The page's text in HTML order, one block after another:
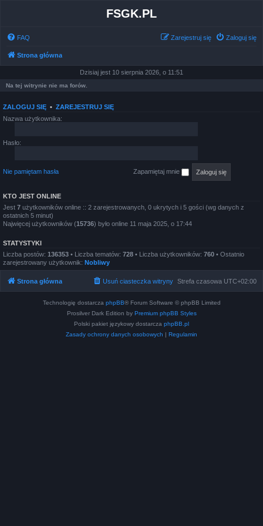
FSGK.PL
FAQ Zaloguj się
Zarejestruj się
Strona główna
Dzisiaj jest 10 sierpnia 2026, o 11:51
Na tej witrynie nie ma forów.
ZALOGUJ SIĘ • ZAREJESTRUJ SIĘ
Nazwa użytkownika:
Hasło:
Nie pamiętam hasła Zapamiętaj mnie
KTO JEST ONLINE
Jest 7 użytkowników online :: 2 zarejestrowanych, 0 ukrytych i 5 gości (wg danych z
ostatnich 5 minut)
Najwięcej użytkowników (15736) było online 11 maja 2025, o 17:44
STATYSTYKI
Liczba postów: 136353 • Liczba tematów: 728 • Liczba użytkowników: 760 • Ostatnio
zarejestrowany użytkownik: Nobliwy
Strona główna Strefa czasowa UTC+02:00
Usuń ciasteczka witryny
Technologię dostarcza phpBB® Forum Software © phpBB Limited
Prosilver Dark Edition by Premium phpBB Styles
Polski pakiet językowy dostarcza phpBB.pl
Zasady ochrony danych osobowych | Regulamin